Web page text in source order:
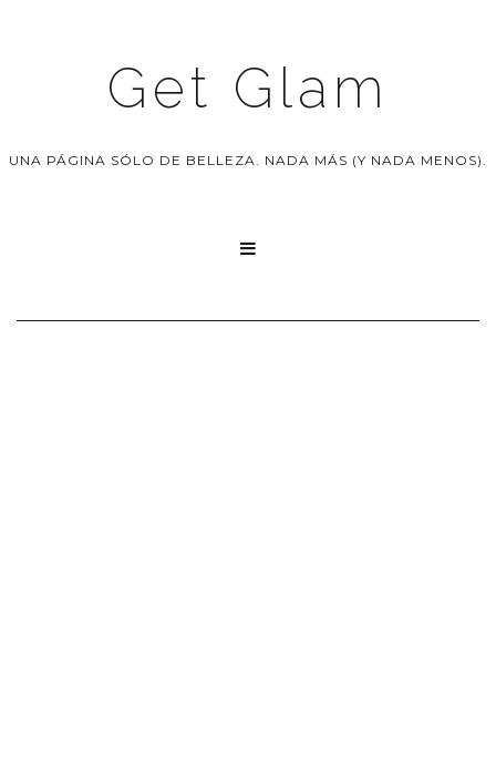
Get Glam
UNA PÁGINA SÓLO DE BELLEZA. NADA MÁS (Y NADA MENOS).
